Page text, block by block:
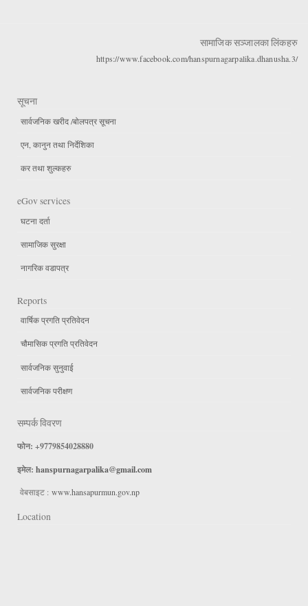
सामाजिक सञ्जालका लिंकहरु
https://www.facebook.com/hanspurnagarpalika.dhanusha.3/
सूचना
सार्वजनिक खरीद /बोलपत्र सूचना
एन, कानुन तथा निर्देशिका
कर तथा शुल्कहरु
eGov services
घटना दर्ता
सामाजिक सुरक्षा
नागरिक वडापत्र
Reports
वार्षिक प्रगति प्रतिवेदन
चौमासिक प्रगति प्रतिवेदन
सार्वजनिक सुनुवाई
सार्वजनिक परीक्षण
सम्पर्क विवरण
फोन: +9779854028880
इमेल: hanspurnagarpalika@gmail.com
वेबसाइट : www.hansapurmun.gov.np
Location